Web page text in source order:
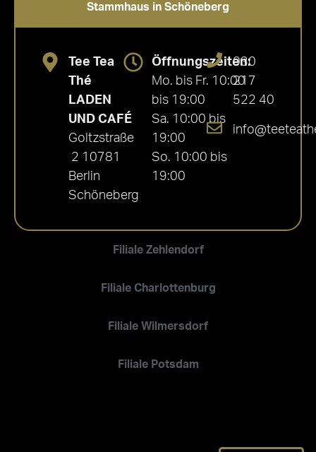
Stammhaus in Schöneberg
Filiale Zehlendorf
Filiale Charlottenburg
Filiale Wilmersdorf
Filiale Potsdam
Tee Tea
Thé
LADEN
UND CAFÉ
Goltzstraße
2 10781
Berlin
Schöneberg
Öffnungszeiten:
Mo. bis Fr. 10:00
bis 19:00
Sa. 10:00 bis
19:00
So. 10:00 bis
19:00
030
217
522 40